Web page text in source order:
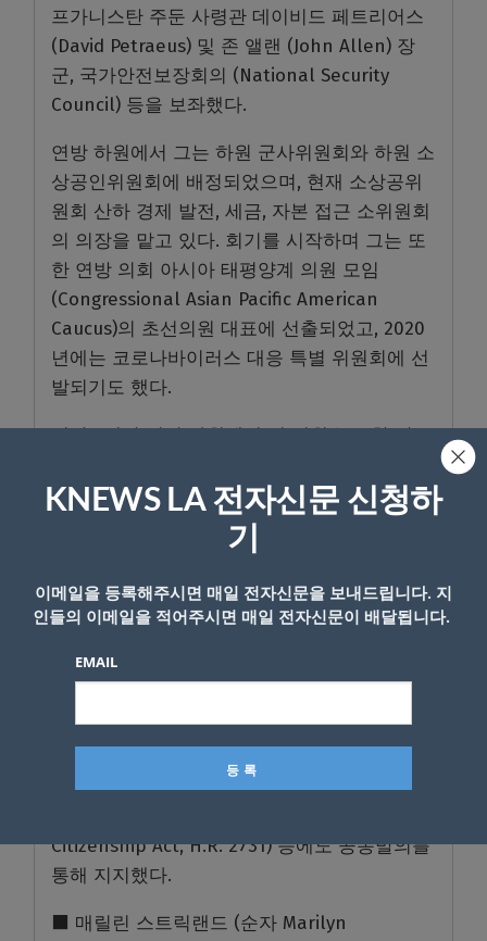
프가니스탄 주둔 사령관 데이비드 페트리어스
(David Petraeus) 및 존 앨랜 (John Allen) 장
군, 국가안전보장회의 (National Security
Council) 등을 보좌했다.
연방 하원에서 그는 하원 군사위원회와 하원 소
상공인위원회에 배정되었으며, 현재 소상공위
원회 산하 경제 발전, 세금, 자본 접근 소위원회
의 의장을 맡고 있다. 회기를 시작하며 그는 또
한 연방 의회 아시아 태평양계 의원 모임
(Congressional Asian Pacific American
Caucus)의 초선의원 대표에 선출되었고, 2020
년에는 코로나바이러스 대응 특별 위원회에 선
발되기도 했다.
지난 2년간 연방 하원에서 김 의원은 또한 안보,
안 다수를 지지했다. 서류 미비 청년 구제 드림
액트 (DREAM Act, H.R. 6), 한미 동맹 지지 법안
(H.R. 889), 미주 한인의 날 결의안 (H.Res. 38),
3·1절 100주년 기념 결의안 (H.Res. 164), 미주
한인 이산가족 상봉 지지 결의안 (H.Res. 410),
5590), 한국전쟁 종전선언 지지 결의안 (H.Res.
인 전문직 비자 법안 (Partner with Korea Act,
(Divided Families Reunification Act, H.R.
Citizenship Act, H.R. 2731) 등에도 공동발의를
통해 지지했다.
⬛ 매릴린 스트릭랜드 (순자 Marilyn
KNEWS LA 전자신문 신청하
기
이메일을 등록해주시면 매일 전자신문을 보내드립니다. 지
인들의 이메일을 적어주시면 매일 전자신문이 배달됩니다.
EMAIL